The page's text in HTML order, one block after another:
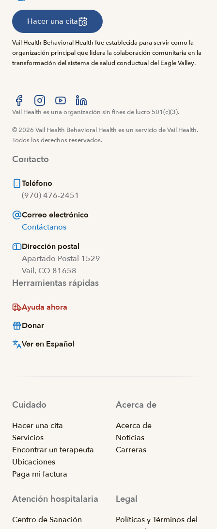
Hacer una cita
Vail Health Behavioral Health fue establecida para servir como la
organización principal que lidera la colaboración comunitaria en la
transformación del sistema de salud conductual del Eagle Valley.
Visítanos en Facebook
Visítanos en Instagram
Visítanos en YouTube
Visítanos en LinkedIn
Vail Health es una organización sin fines de lucro 501(c)(3).
© 2026 Vail Health Behavioral Health es un servicio de Vail Health.
Todos los derechos reservados.
Contacto
Teléfono
(970) 476-2451
Correo electrónico
Contáctanos
Dirección postal
Apartado Postal 1529
Vail, CO 81658
Herramientas rápidas
Ayuda ahora
Donar
Ver en Español
Cuidado
Hacer una cita
Servicios
Encontrar un terapeuta
Ubicaciones
Paga mi factura
Acerca de
Acerca de
Noticias
Carreras
Atención hospitalaria
Centro de Sanación
Legal
Políticas y Términos del